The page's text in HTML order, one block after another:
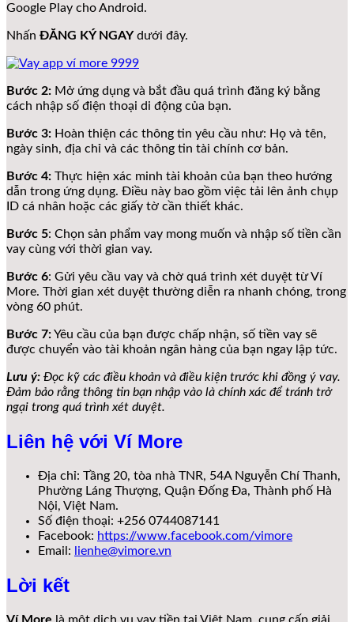
Google Play cho Android.
Nhấn ĐĂNG KÝ NGAYdưới đây.
Bước 2: Mở ứng dụng và bắt đầu quá trình đăng ký bằng
cách nhập số điện thoại di động của bạn.
Bước 3: Hoàn thiện các thông tin yêu cầu như: Họ và tên,
ngày sinh, địa chỉ và các thông tin tài chính cơ bản.
Bước 4: Thực hiện xác minh tài khoản của bạn theo hướng
dẫn trong ứng dụng. Điều này bao gồm việc tải lên ảnh chụp
ID cá nhân hoặc các giấy tờ cần thiết khác.
Bước 5: Chọn sản phẩm vay mong muốn và nhập số tiền cần
vay cùng với thời gian vay.
Bước 6: Gửi yêu cầu vay và chờ quá trình xét duyệt từ Ví
More. Thời gian xét duyệt thường diễn ra nhanh chóng, trong
vòng 60 phút.
Bước 7:Yêu cầu của bạn được chấp nhận, số tiền vay sẽ
được chuyển vào tài khoản ngân hàng của bạn ngay lập tức.
Lưu ý: Đọc kỹ các điều khoản và điều kiện trước khi đồng ý vay.
Đảm bảo rằng thông tin bạn nhập vào là chính xác để tránh trở
ngại trong quá trình xét duyệt.
Liên hệ với Ví More
Địa chỉ: Tầng 20, tòa nhà TNR, 54A Nguyễn Chí Thanh,
Phường Láng Thượng, Quận Đống Đa, Thành phố Hà
Nội, Việt Nam.
Số điện thoại: +256 0744087141
Facebook: https://www.facebook.com/vimore
Email:
lienhe@vimore.vn
Lời kết
Ví More là một dịch vụ vay tiền tại Việt Nam, cung cấp giải